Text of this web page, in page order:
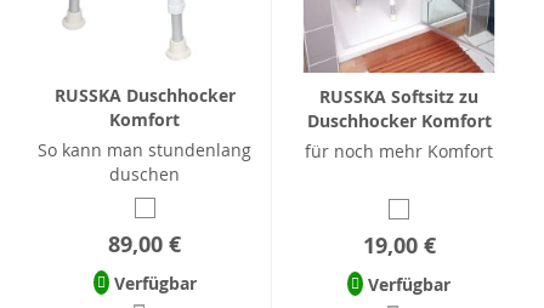
RUSSKA Duschhocker
Komfort
So kann man stundenlang
duschen
89,00 €
Verfügbar
RUSSKA Softsitz zu
Duschhocker Komfort
für noch mehr Komfort
19,00 €
Verfügbar